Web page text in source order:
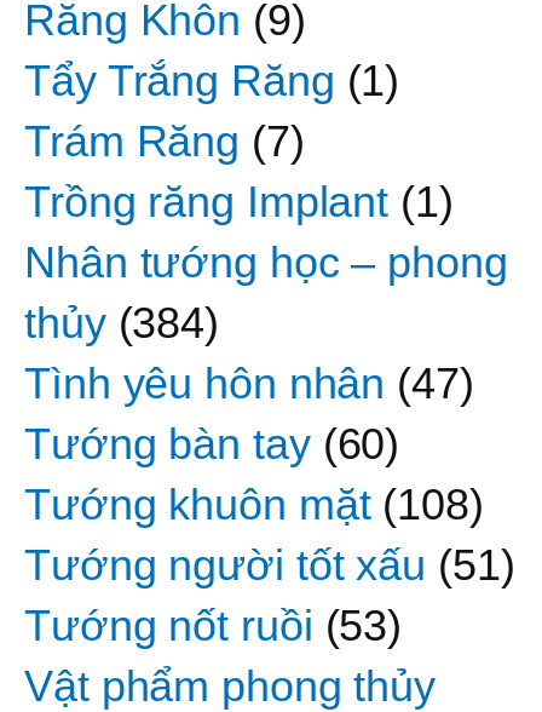
Răng Khôn (9)
Tẩy Trắng Răng (1)
Trám Răng (7)
Trồng răng Implant (1)
Nhân tướng học – phong
thủy(384)
Tình yêu hôn nhân (47)
Tướng bàn tay(60)
Tướng khuôn mặt(108)
Tướng người tốt xấu (51)
Tướng nốt ruồi (53)
Vật phẩm phong thủy